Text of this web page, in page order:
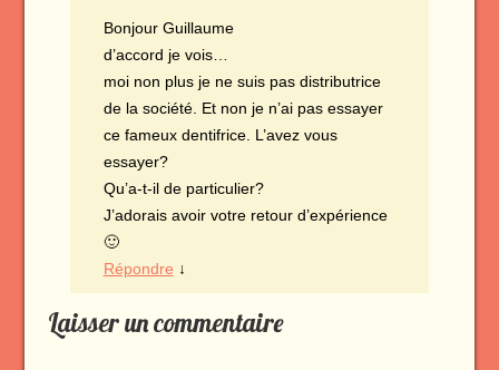
Bonjour Guillaume
d’accord je vois…
moi non plus je ne suis pas distributrice
de la société. Et non je n’ai pas essayer
ce fameux dentifrice. L’avez vous
essayer?
Qu’a-t-il de particulier?
J’adorais avoir votre retour d’expérience
🙂
Répondre ↓
Laisser un commentaire